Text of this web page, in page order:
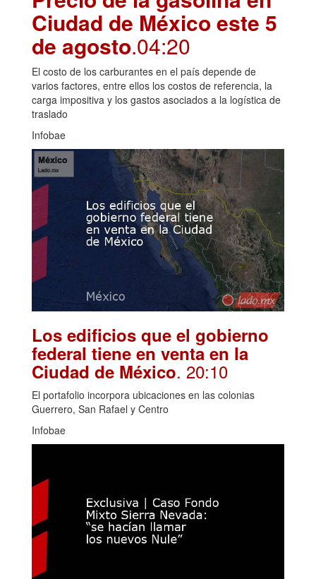
Ciudad de México este 5
de agosto.04:20
El costo de los carburantes en el país depende de
varios factores, entre ellos los costos de referencia, la
carga impositiva y los gastos asociados a la logística de
traslado
Infobae
Los edificios que el gobierno
federal tiene en venta en la
Ciudad de México. 20:10
El portafolio incorpora ubicaciones en las colonias
Guerrero, San Rafael y Centro
Infobae